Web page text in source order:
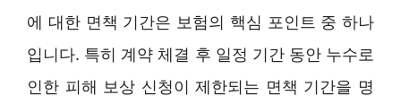
에 대한 면책 기간은 보험의 핵심 포인트 중 하나
입니다. 특히 계약 체결 후 일정 기간 동안 누수로
인한 피해 보상 신청이 제한되는 면책 기간을 명